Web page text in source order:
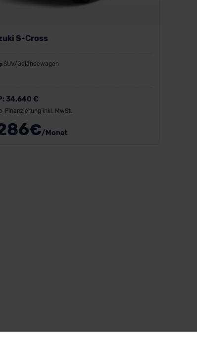
S-Cross
SUV/Geländewagen
34.640 €
Finanzierung inkl. MwSt.
€/Monat